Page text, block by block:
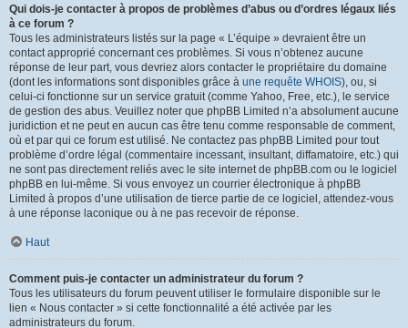
Qui dois-je contacter à propos de problèmes d’abus ou d’ordres légaux liés
à ce forum ?
Tous les administrateurs listés sur la page « L’équipe » devraient être un
contact approprié concernant ces problèmes. Si vous n’obtenez aucune
réponse de leur part, vous devriez alors contacter le propriétaire du domaine
(dont les informations sont disponibles grâce à une requête WHOIS), ou, si
celui-ci fonctionne sur un service gratuit (comme Yahoo, Free, etc.), le service
de gestion des abus. Veuillez noter que phpBB Limited n’a absolument aucune
juridiction et ne peut en aucun cas être tenu comme responsable de comment,
où et par qui ce forum est utilisé. Ne contactez pas phpBB Limited pour tout
problème d’ordre légal (commentaire incessant, insultant, diffamatoire, etc.) qui
ne sont pas directement reliés avec le site internet de phpBB.com ou le logiciel
phpBB en lui-même. Si vous envoyez un courrier électronique à phpBB
Limited à propos d’une utilisation de tierce partie de ce logiciel, attendez-vous
à une réponse laconique ou à ne pas recevoir de réponse.
Haut
Comment puis-je contacter un administrateur du forum ?
Tous les utilisateurs du forum peuvent utiliser le formulaire disponible sur le
lien « Nous contacter » si cette fonctionnalité a été activée par les
administrateurs du forum.